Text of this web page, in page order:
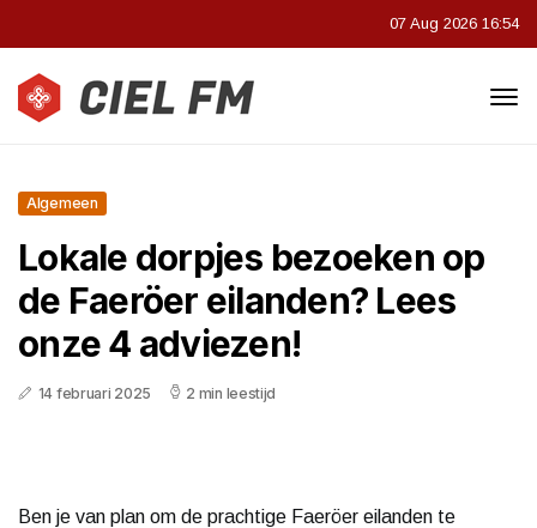
07 Aug 2026 16:54
Algemeen
Lokale dorpjes bezoeken op
de Faeröer eilanden? Lees
onze 4 adviezen!
14 februari 2025 2 min leestijd
Ben je van plan om de prachtige Faeröer eilanden te